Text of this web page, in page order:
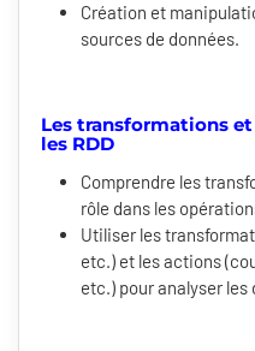
Création et
sources de données.
Les transformations
les RDD
Comprendre les
rôle dans les
Utiliser les
etc.) et les actions
etc.) pour analyser les